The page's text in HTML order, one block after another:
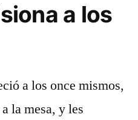
a los
a los once mismos,
la mesa, y les